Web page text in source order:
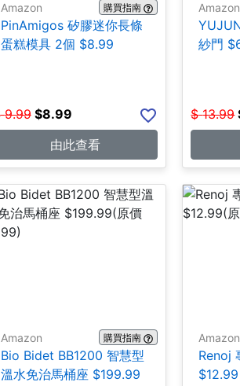
Amazon 購買指南
PinAmigos 矽膠迷你長條
蛋糕模具 2個 $8.99
9.99 $8.99
由此查看
Amazon
紗門
$ 13.99
Amazon 購買指南
Bio Bidet BB1200 智慧型
溫水免治馬桶座 $199.99
Amazon
Renoj
$12.99